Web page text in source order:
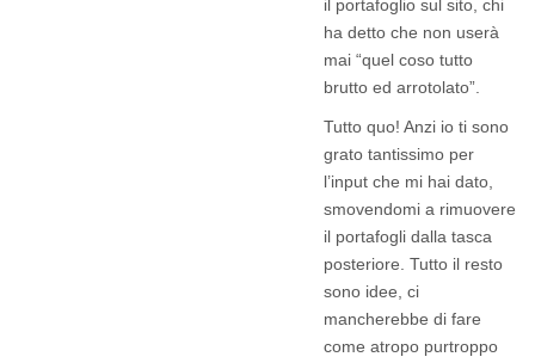
il portafoglio sul sito, chi
ha detto che non userà
mai “quel coso tutto
brutto ed arrotolato”.
Tutto quo! Anzi io ti sono
grato tantissimo per
l’input che mi hai dato,
smovendomi a rimuovere
il portafogli dalla tasca
posteriore. Tutto il resto
sono idee, ci
mancherebbe di fare
come atropo purtroppo